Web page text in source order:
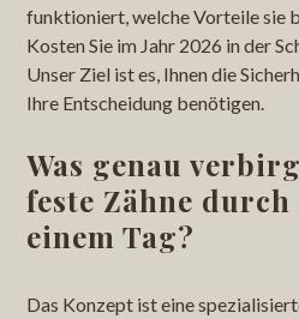
funktioniert, welche Vorteile sie
Kosten Sie im Jahr 2026 in der
Unser Ziel ist es, Ihnen die
Ihre Entscheidung benötigen.
Was genau
feste Zähne
einem Tag?
Das Konzept ist eine